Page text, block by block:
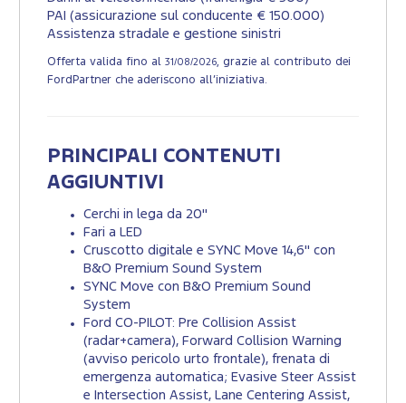
PAI (assicurazione sul conducente € 150.000)
Assistenza stradale e gestione sinistri
Offerta valida fino al 31/08/2026, grazie al contributo dei
FordPartner che aderiscono all’iniziativa.
PRINCIPALI CONTENUTI
AGGIUNTIVI
Cerchi in lega da 20"
Fari a LED
Cruscotto digitale e SYNC Move 14,6" con
B&O Premium Sound System
SYNC Move con B&O Premium Sound
System
Ford CO-PILOT: Pre Collision Assist
(radar+camera), Forward Collision Warning
(avviso pericolo urto frontale), frenata di
emergenza automatica; Evasive Steer Assist
e Intersection Assist, Lane Centering Assist,